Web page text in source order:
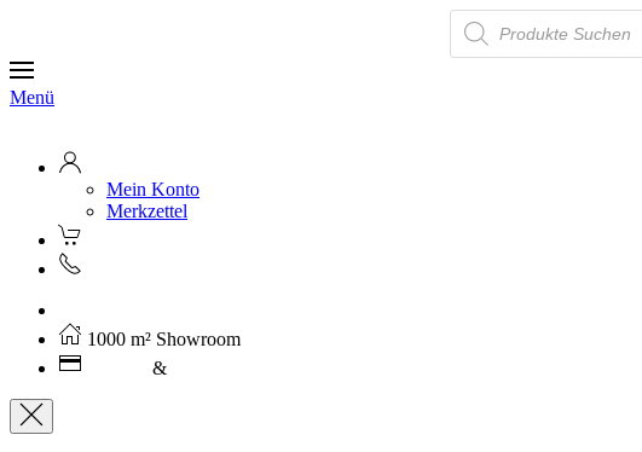
Products
search
Menü
Mein Konto
Merkzettel
1000 m² Showroom
&